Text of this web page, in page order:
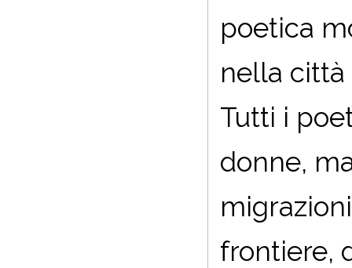
poetica
nella città
Tutti i
donne,
frontiere,